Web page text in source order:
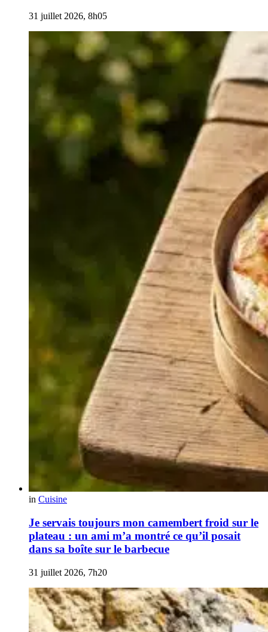
31 juillet 2026, 8h05
in Cuisine
Je servais toujours mon camembert froid sur le
plateau : un ami m’a montré ce qu’il posait
dans sa boîte sur le barbecue
31 juillet 2026, 7h20